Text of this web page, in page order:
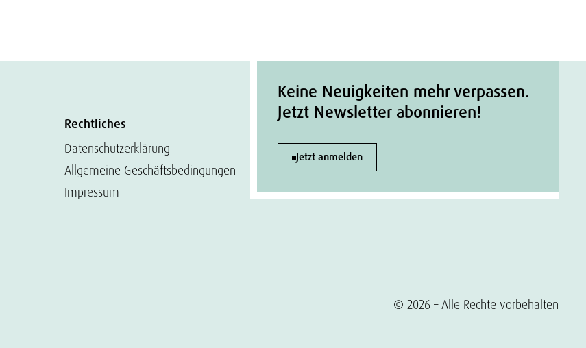
Rechtliches
Datenschutzerklärung
Allgemeine Geschäftsbedingungen
Impressum
Keine Neuigkeiten mehr verpassen.
Jetzt Newsletter abonnieren!
Jetzt anmelden
© 2026 – Alle Rechte vorbehalten